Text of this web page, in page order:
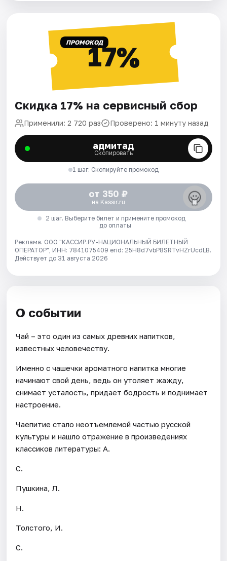
ПРОМОКОД17%
Скидка 17% на сервисный сбор
Применили: 2 720 раз Проверено: 1 минуту назад
адмитад
Скопировать
1 шаг. Скопируйте промокод
от 350 ₽
на Kassir.ru
2 шаг. Выберите билет и примените промокод
до оплаты
Реклама. ООО "КАССИР.РУ-НАЦИОНАЛЬНЫЙ БИЛЕТНЫЙ
ОПЕРАТОР", ИНН: 7841075409 erid: 25H8d7vbP8SRTvHZrUcdLB.
Действует до 31 августа 2026
О событии
Чай – это один из самых древних напитков,
известных человечеству.
Именно с чашечки ароматного напитка многие
начинают свой день, ведь он утоляет жажду,
снимает усталость, придает бодрость и поднимает
настроение.
Чаепитие стало неотъемлемой частью русской
культуры и нашло отражение в произведениях
классиков литературы: А.
С.
Пушкина, Л.
Н.
Толстого, И.
С.